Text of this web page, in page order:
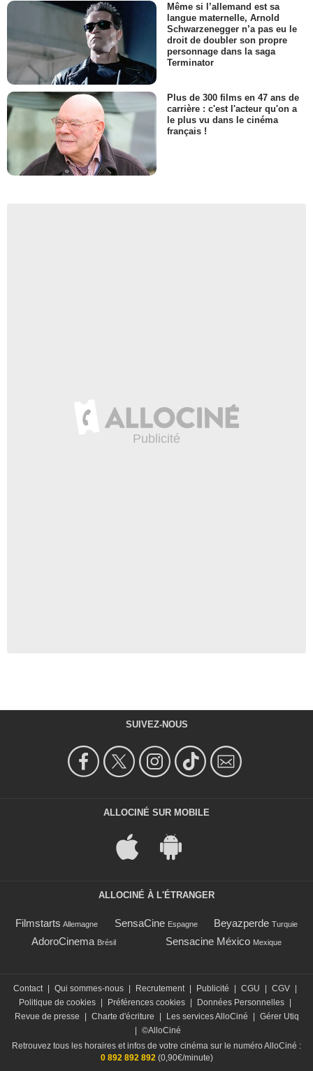
Même si l’allemand est sa
langue maternelle, Arnold
Schwarzenegger n’a pas eu le
droit de doubler son propre
personnage dans la saga
Terminator
Plus de 300 films en 47 ans de
carrière : c'est l'acteur qu'on a
le plus vu dans le cinéma
français !
SUIVEZ-NOUS
ALLOCINÉ SUR MOBILE
ALLOCINÉ À L'ÉTRANGER
Filmstarts Allemagne SensaCine Espagne Beyazperde Turquie
AdoroCinema Brésil Sensacine México Mexique
Contact Qui sommes-nous Recrutement Publicité CGU CGV
Politique de cookies
Préférences cookies Données Personnelles
Revue de presse
Charte d'écriture Les services AlloCiné
Gérer Utiq
©AlloCiné
Retrouvez tous les horaires et infos de votre cinéma sur le numéro AlloCiné :
0 892 892 892(0,90€/minute)